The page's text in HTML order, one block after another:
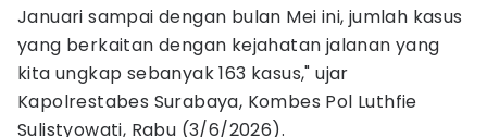
Januari sampai dengan bulan Mei ini, jumlah kasus
yang berkaitan dengan kejahatan jalanan yang
kita ungkap sebanyak 163 kasus," ujar
Kapolrestabes Surabaya, Kombes Pol Luthfie
Sulistyowati, Rabu (3/6/2026).